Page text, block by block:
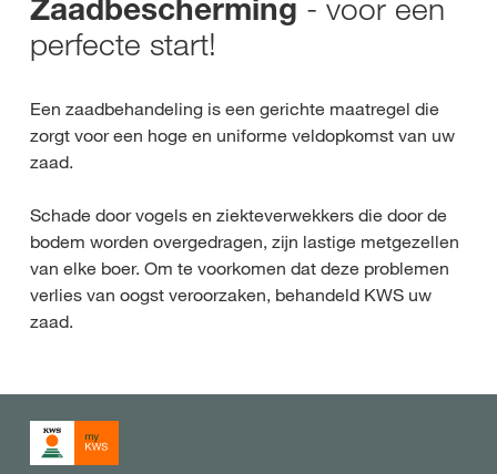
Zaadbescherming - voor een
perfecte start!
Een zaadbehandeling is een gerichte maatregel die
zorgt voor een hoge en uniforme veldopkomst van uw
zaad.
Schade door vogels en ziekteverwekkers die door de
bodem worden overgedragen, zijn lastige metgezellen
van elke boer. Om te voorkomen dat deze problemen
verlies van oogst veroorzaken, behandeld KWS uw
zaad.